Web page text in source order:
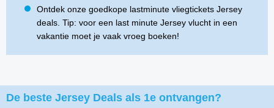
Ontdek onze goedkope lastminute vliegtickets Jersey
deals. Tip: voor een last minute Jersey vlucht in een
vakantie moet je vaak vroeg boeken!
De beste Jersey Deals als 1e ontvangen?